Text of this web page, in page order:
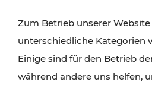
Wanderungen, Kultur und
Radtouren oder purer
Attraktionen sind mit den
Angeboten des VOR gut und
Zum Betrieb unserer
unterschiedliche Kategorien
Einige sind für den Betrieb
während andere uns helfen,